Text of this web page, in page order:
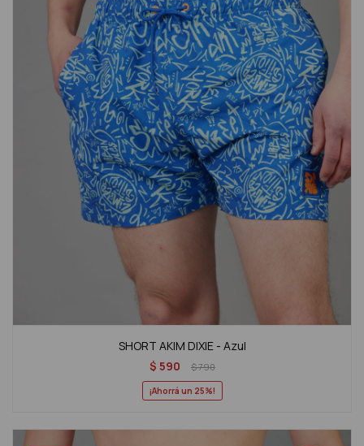
SHORT AKIM DIXIE - Azul
$ 590 $790
25